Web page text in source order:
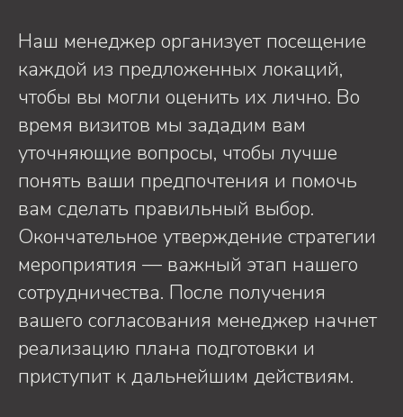
Наш менеджер организует посещение
каждой из предложенных локаций,
чтобы вы могли оценить их лично. Во
время визитов мы зададим вам
уточняющие вопросы, чтобы лучше
понять ваши предпочтения и помочь
вам сделать правильный выбор.
Окончательное утверждение стратегии
мероприятия — важный этап нашего
сотрудничества. После получения
вашего согласования менеджер начнет
реализацию плана подготовки и
приступит к дальнейшим действиям.